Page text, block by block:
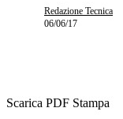
Redazione Tecnica
06/06/17
Scarica PDF Stampa